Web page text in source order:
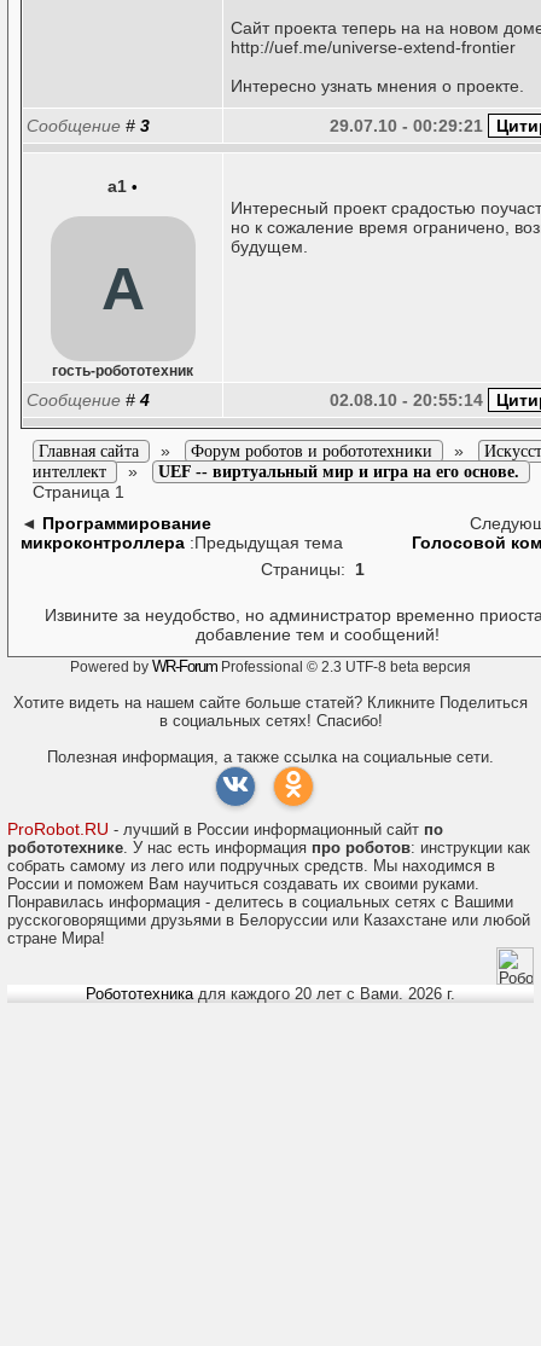
Сайт проекта теперь на на новом
http://uef.me/universe-extend-frontier
Интересно узнать мнения о проекте.
Сообщение # 3 29.07.10 - 00:29:21
a1 •
A
гость-робототехник
Интересный проект срадостью
но к сожаление время ограничено,
будущем.
Сообщение # 4 02.08.10 - 20:55:14
Главная сайта » Форум роботов и робототехники »
интеллект
» UEF -- виртуальный мир и игра на его основе.
Страница 1
◄ Программирование
микроконтроллера :Предыдущая тема
Голосовой
Страницы: 1
Извините за неудобство, но администратор временно
добавление тем и сообщений!
Powered by WR-Forum Professional © 2.3 UTF-8 beta версия
Хотите видеть на нашем сайте больше статей? Кликните Поделиться
в социальных сетях! Спасибо!
Полезная информация, а также ссылка на социальные сети.
ProRobot.RU - лучший в России информационный сайт по
робототехнике. У нас есть информация про роботов: инструкции как
собрать самому из лего или подручных средств. Мы находимся в
России и поможем Вам научиться создавать их своими руками.
Понравилась информация - делитесь в социальных сетях с Вашими
русскоговорящими друзьями в Белоруссии или Казахстане или любой
стране Мира!
Робототехникадля каждого 20 лет с Вами. 2026 г.